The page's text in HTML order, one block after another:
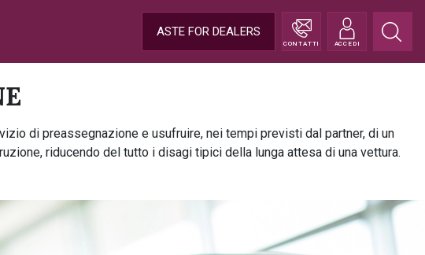
ASTE FOR DEALERS
CONTATTI ACCEDI
di preassegnazione e usufruire, nei tempi previsti dal partner, di un
riducendo del tutto i disagi tipici della lunga attesa di una vettura.